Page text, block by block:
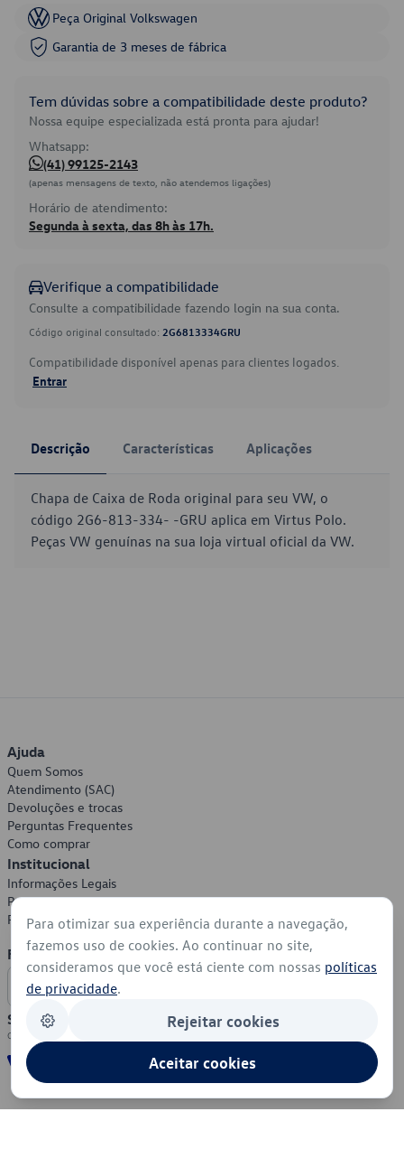
Peça Original Volkswagen
Garantia de 3 meses de fábrica
Tem dúvidas sobre a compatibilidade deste produto?
Nossa equipe especializada está pronta para ajudar!
Whatsapp:
(41) 99125-2143
(apenas mensagens de texto, não atendemos ligações)
Horário de atendimento:
Segunda à sexta, das 8h às 17h.
Verifique a compatibilidade
Consulte a compatibilidade fazendo login na sua conta.
Código original consultado: 2G6813334GRU
Compatibilidade disponível apenas para clientes logados.
Entrar
Descrição Características Aplicações
Chapa de Caixa de Roda original para seu VW, o
código 2G6-813-334- -GRU aplica em Virtus Polo.
Peças VW genuínas na sua loja virtual oficial da VW.
Ajuda
Quem Somos
Atendimento (SAC)
Devoluções e trocas
Perguntas Frequentes
Como comprar
Institucional
Informações Legais
Política de Privacidade
Política de Cookies
Formas de Pagamento
Segurança
Para otimizar sua experiência durante a navegação,
fazemos uso de cookies. Ao continuar no site,
consideramos que você está ciente com nossas políticas
de privacidade.
Rejeitar cookies
Aceitar cookies